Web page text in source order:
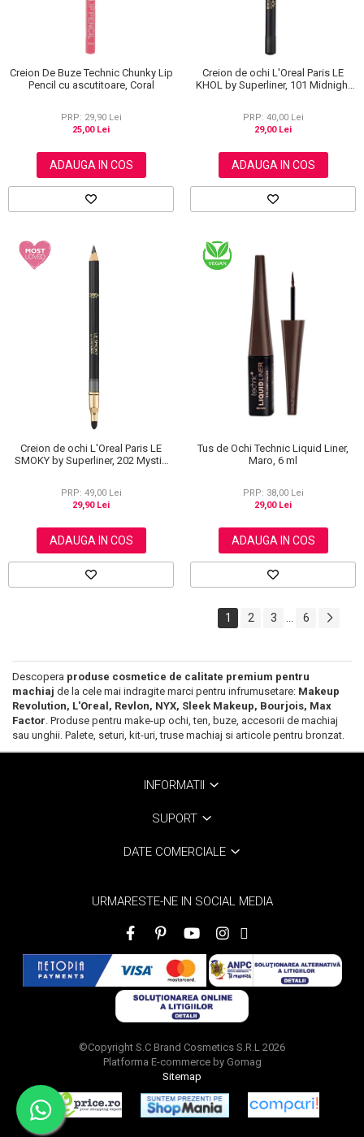
Creion De Buze Technic Chunky Lip
Pencil cu ascutitoare, Coral
PRP: 29,90 Lei
25,00 Lei
ADAUGA IN COS
Creion de ochi L'Oreal Paris LE
KHOL by Superliner, 101 Midnight
PRP: 40,00 Lei
29,00 Lei
ADAUGA IN COS
Creion de ochi L'Oreal Paris LE
SMOKY by Superliner, 202 Mystic
PRP: 49,00 Lei
29,90 Lei
ADAUGA IN COS
Tus de Ochi Technic Liquid Liner,
Maro, 6 ml
PRP: 38,00 Lei
29,00 Lei
ADAUGA IN COS
1 2 3 ... 6
Descopera produse cosmetice de calitate premium pentru
machiaj de la cele mai indragite marci pentru infrumusetare: Makeup
Revolution, L'Oreal, Revlon, NYX, Sleek Makeup, Bourjois, Max
Factor. Produse pentru make-up ochi, ten, buze, accesorii de machiaj
sau unghii. Palete, seturi, kit-uri, truse machiaj si articole pentru bronzat.
INFORMATII
SUPORT
DATE COMERCIALE
URMARESTE-NE IN SOCIAL MEDIA
©Copyright S.C Brand Cosmetics S.R.L 2026
Platforma E-commerce by Gomag
Sitemap